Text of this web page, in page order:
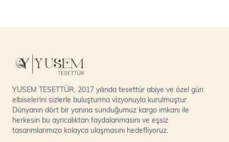
YUSEM TESETTÜR, 2017 yılında tesettür abiye ve özel gün
elbiselerini sizlerle buluşturma vizyonuyla kurulmuştur.
Dünyanın dört bir yanına sunduğumuz kargo imkanı ile
herkesin bu ayrıcalıktan faydalanmasını ve eşsiz
tasarımlarımıza kolayca ulaşmasını hedefliyoruz.